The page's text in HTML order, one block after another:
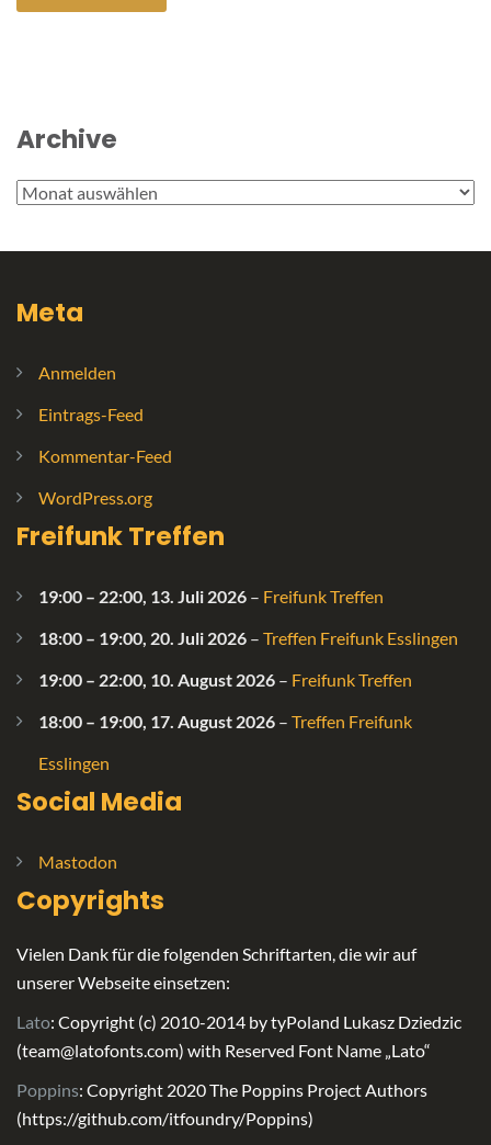
Archive
Archive
Meta
Anmelden
Eintrags-Feed
Kommentar-Feed
WordPress.org
Freifunk Treffen
19:00 – 22:00, 13. Juli 2026 – Freifunk Treffen
18:00 – 19:00, 20. Juli 2026 – Treffen Freifunk Esslingen
19:00 – 22:00, 10. August 2026 – Freifunk Treffen
18:00 – 19:00, 17. August 2026 – Treffen Freifunk
Esslingen
Social Media
Mastodon
Copyrights
Vielen Dank für die folgenden Schriftarten, die wir auf
unserer Webseite einsetzen:
Lato: Copyright (c) 2010-2014 by tyPoland Lukasz Dziedzic
(team@latofonts.com) with Reserved Font Name „Lato“
Poppins: Copyright 2020 The Poppins Project Authors
(https://github.com/itfoundry/Poppins)